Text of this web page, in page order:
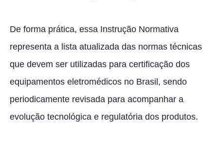
De forma prática, essa Instrução Normativa
representa a lista atualizada das normas técnicas
que devem ser utilizadas para certificação dos
equipamentos eletromédicos no Brasil, sendo
periodicamente revisada para acompanhar a
evolução tecnológica e regulatória dos produtos.